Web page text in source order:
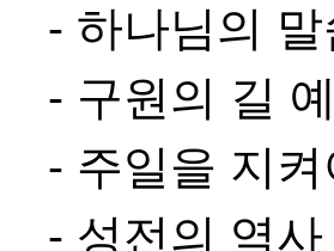
- 하나님의
- 구원의 길
- 주일을 지
- 성전의 역사